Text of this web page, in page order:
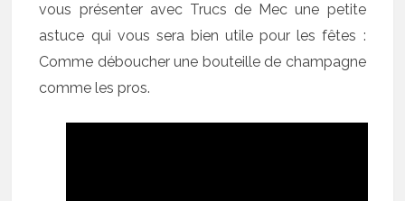
vous présenter avec Trucs de Mec une petite
astuce qui vous sera bien utile pour les fêtes :
Comme déboucher une bouteille de champagne
comme les pros.